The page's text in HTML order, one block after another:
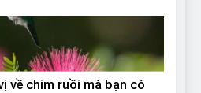
về chim ruồi mà bạn có